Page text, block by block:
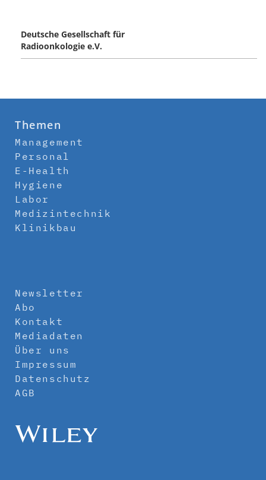
Deutsche Gesellschaft für
Radioonkologie e.V.
Themen
Management
Personal
E-Health
Hygiene
Labor
Medizintechnik
Klinikbau
Newsletter
Abo
Kontakt
Mediadaten
Über uns
Impressum
Datenschutz
AGB